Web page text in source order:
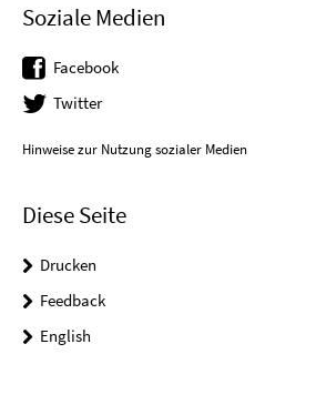
Soziale Medien
Facebook
Twitter
Hinweise zur Nutzung sozialer Medien
Diese Seite
Drucken
Feedback
English